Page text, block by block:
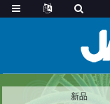
新品